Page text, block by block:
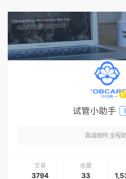
试管小助手
真诚相伴,全程
文章
3794
收藏
33